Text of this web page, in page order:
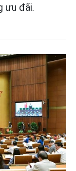
ưu đãi.